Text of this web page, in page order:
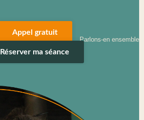
Appel gratuit
Parlons-en ensemble
Réserver ma séance